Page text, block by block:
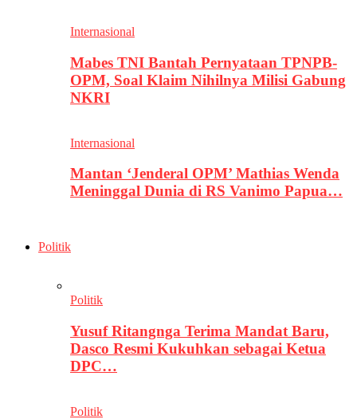
Internasional
Mabes TNI Bantah Pernyataan TPNPB-
OPM, Soal Klaim Nihilnya Milisi Gabung
NKRI
Internasional
Mantan ‘Jenderal OPM’ Mathias Wenda
Meninggal Dunia di RS Vanimo Papua…
Politik
Politik
Yusuf Ritangnga Terima Mandat Baru,
Dasco Resmi Kukuhkan sebagai Ketua
DPC…
Politik